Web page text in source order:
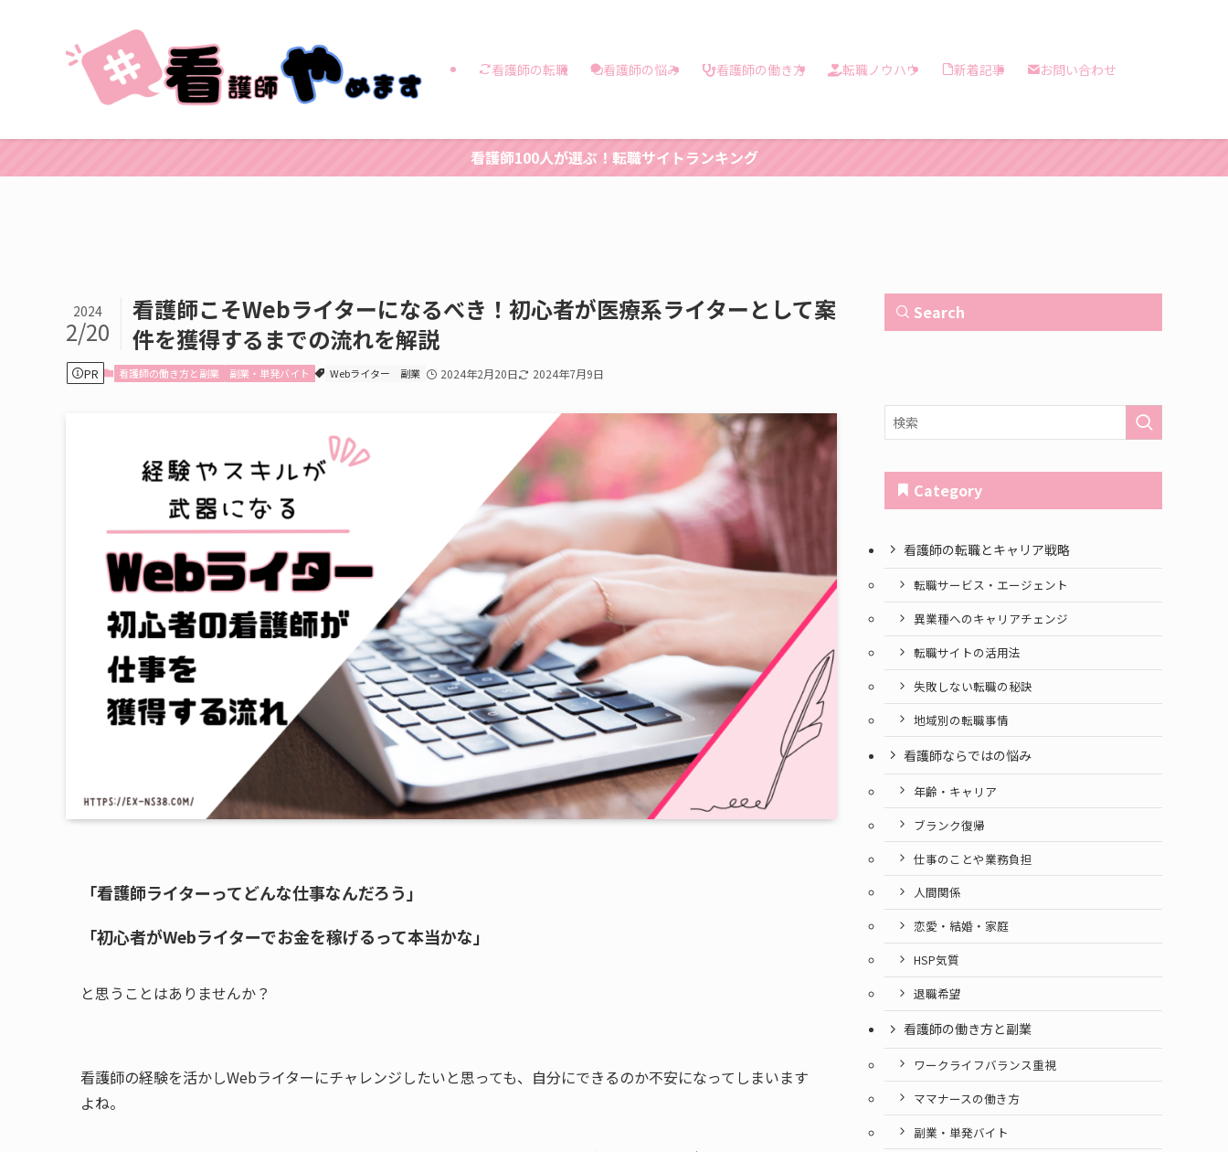
看護師の転職 看護師の悩み 看護師の働き方 転職ノウハウ 新着記事 お問い合わせ
看護師100人が選ぶ！転職サイトランキング
看護師こそWebライターになるべき！初心者が医療系ライターとして案
件を獲得するまでの流れを解説
2024
2/20
PR 看護師の働き方と副業 副業・単発バイト Webライター 副業 2024年2月20日 2024年7月9日
「看護師ライターってどんな仕事なんだろう」
「初心者がWebライターでお金を稼げるって本当かな」
と思うことはありませんか？
看護師の経験を活かしWebライターにチャレンジしたいと思っても、自分にできるのか不安になってしまいます
よね。
Search
Category
看護師の転職とキャリア戦略
転職サービス・エージェント
異業種へのキャリアチェンジ
転職サイトの活用法
失敗しない転職の秘訣
地域別の転職事情
看護師ならではの悩み
年齢・キャリア
ブランク復帰
仕事のことや業務負担
人間関係
恋愛・結婚・家庭
HSP気質
退職希望
看護師の働き方と副業
ワークライフバランス重視
ママナースの働き方
副業・単発バイト